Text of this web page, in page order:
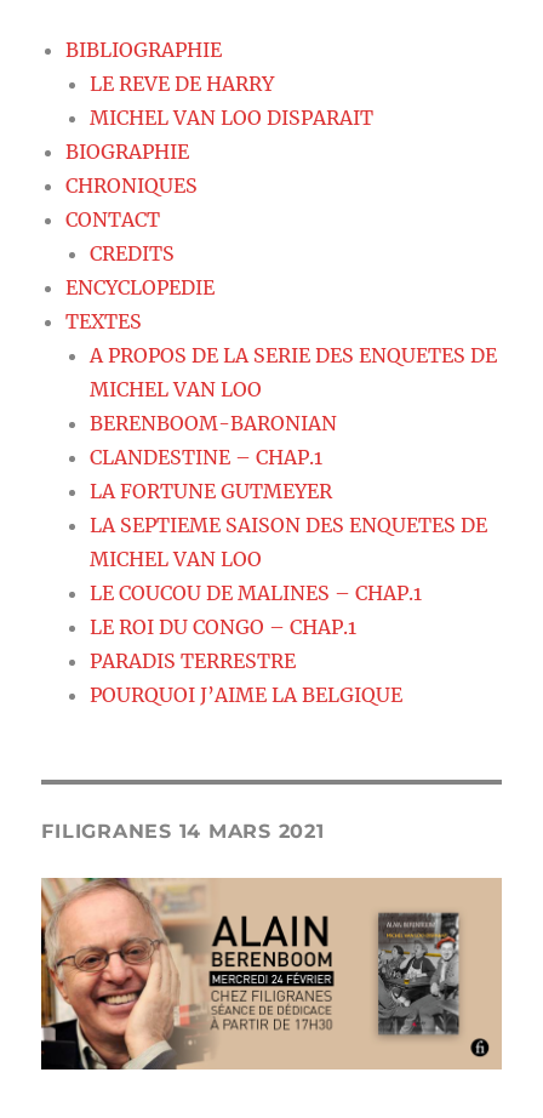
BIBLIOGRAPHIE
LE REVE DE HARRY
MICHEL VAN LOO DISPARAIT
BIOGRAPHIE
CHRONIQUES
CONTACT
CREDITS
ENCYCLOPEDIE
TEXTES
A PROPOS DE LA SERIE DES ENQUETES DE
MICHEL VAN LOO
BERENBOOM-BARONIAN
CLANDESTINE – CHAP.1
LA FORTUNE GUTMEYER
LA SEPTIEME SAISON DES ENQUETES DE
MICHEL VAN LOO
LE COUCOU DE MALINES – CHAP.1
LE ROI DU CONGO – CHAP.1
PARADIS TERRESTRE
POURQUOI J’AIME LA BELGIQUE
FILIGRANES 14 MARS 2021